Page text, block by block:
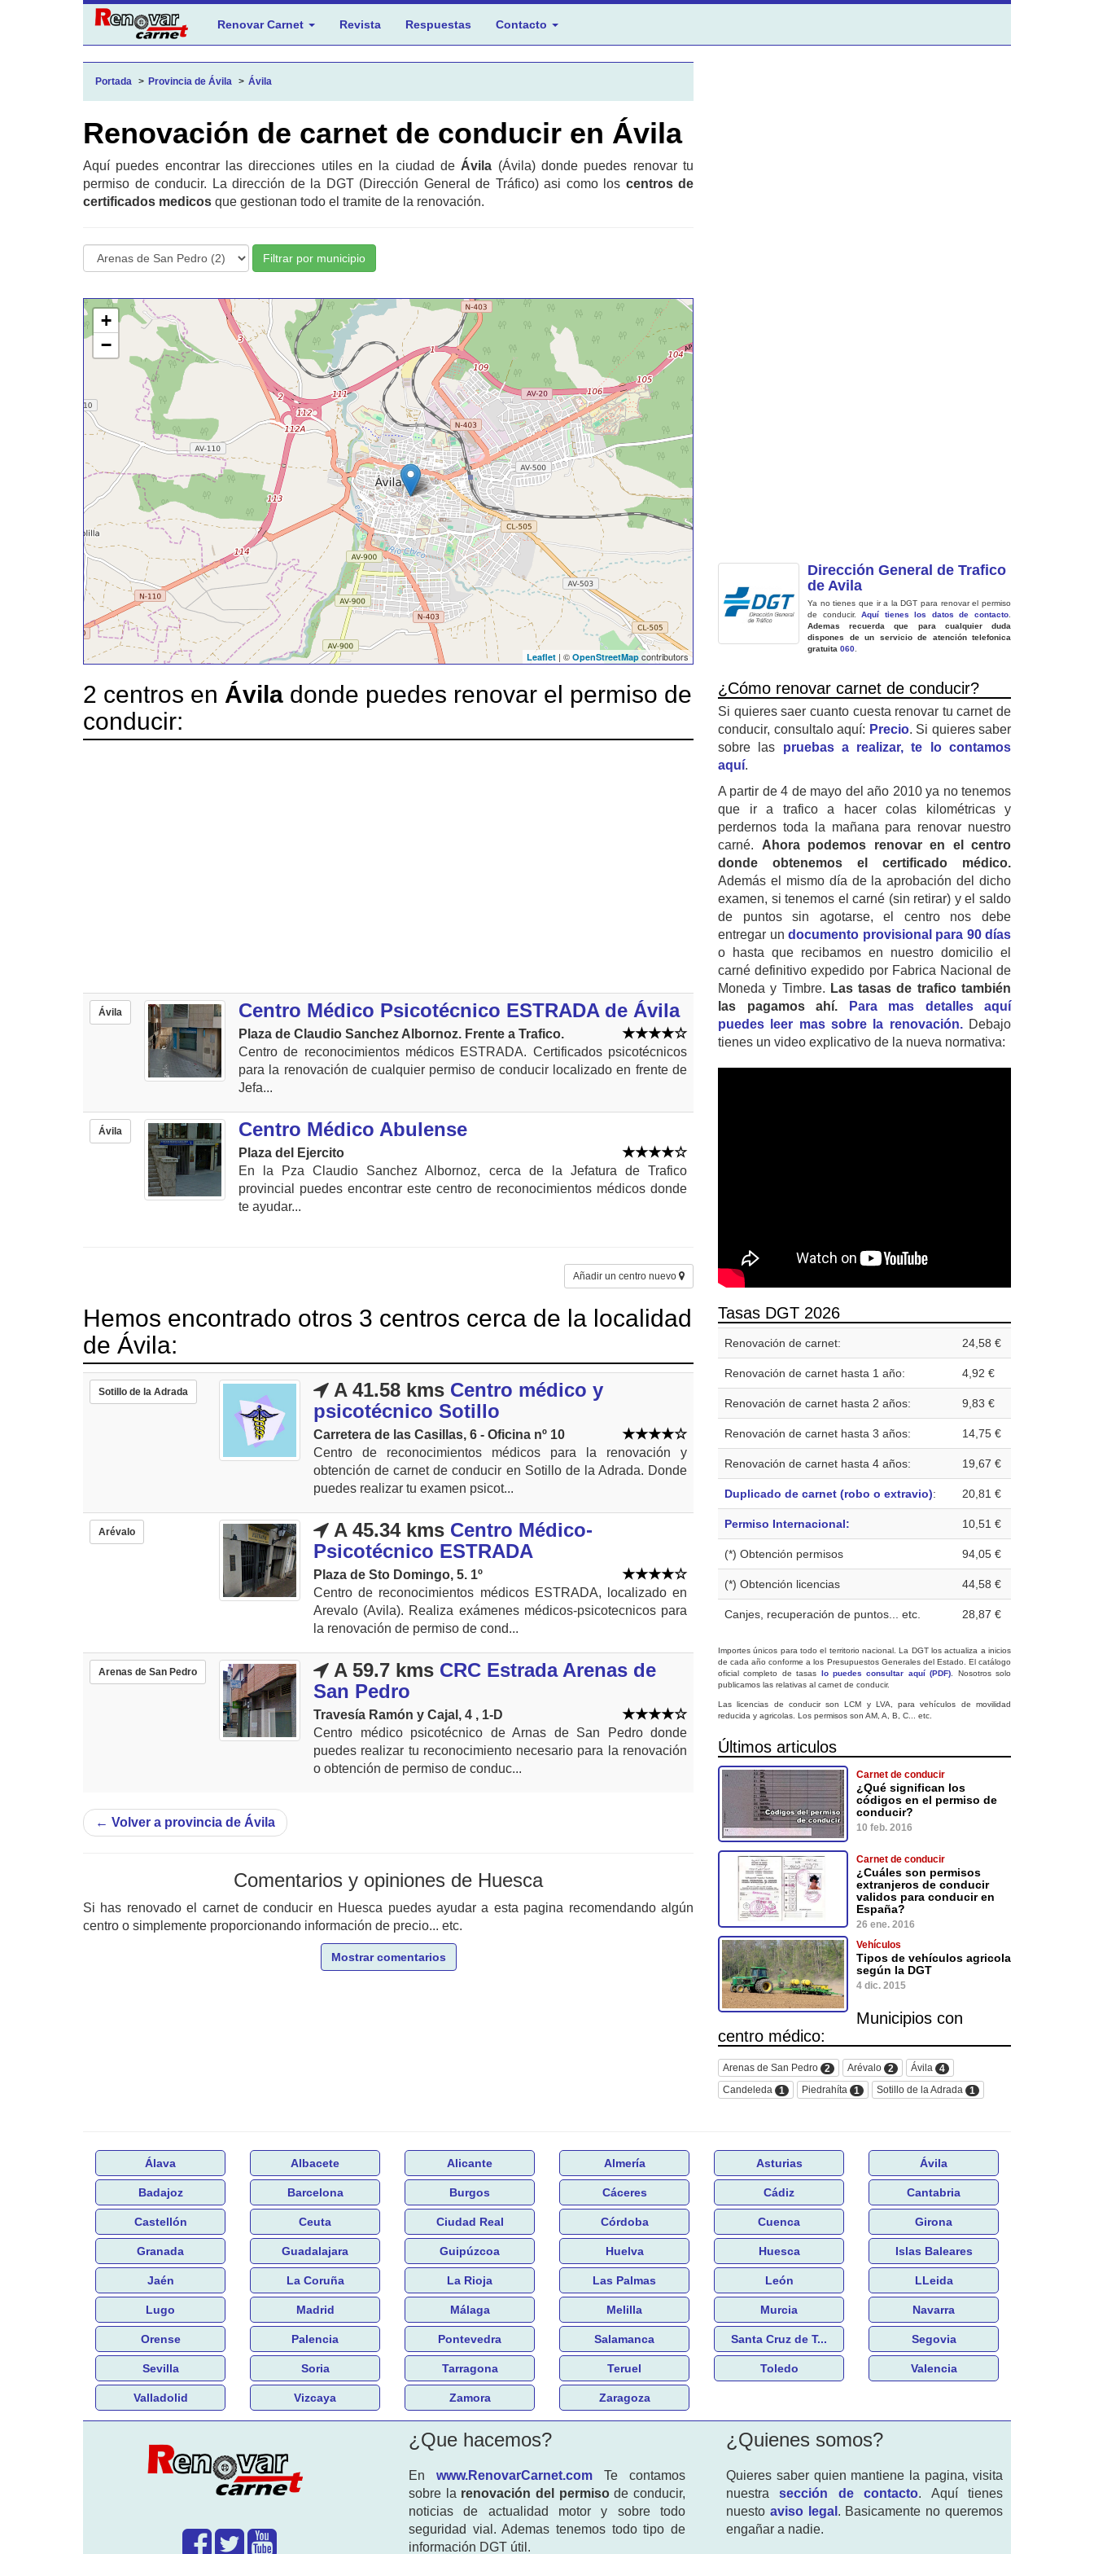
Renovar Carnet Revista Respuestas Contacto
Portada Provincia de Ávila Ávila
Renovación de carnet de conducir en Ávila
Aquí puedes encontrar las direcciones utiles en la ciudad de Ávila (Ávila) donde puedes renovar tu
permiso de conducir. La dirección de la DGT (Dirección General de Tráfico) asi como los centros de
certificados medicos que gestionan todo el tramite de la renovación.
Filtrar por municipio
+
−
Leaflet | © OpenStreetMap contributors
2 centros en Ávila donde puedes renovar el permiso de
conducir:
Ávila Centro Médico Psicotécnico ESTRADA de Ávila
Plaza de Claudio Sanchez Albornoz. Frente a Trafico.
Centro de reconocimientos médicos ESTRADA. Certificados psicotécnicos
para la renovación de cualquier permiso de conducir localizado en frente de
Jefa...
Ávila Centro Médico Abulense
Plaza del Ejercito
En la Pza Claudio Sanchez Albornoz, cerca de la Jefatura de Trafico
provincial puedes encontrar este centro de reconocimientos médicos donde
te ayudar...
Añadir un centro nuevo
Hemos encontrado otros 3 centros cerca de la localidad
de Ávila:
Sotillo de la Adrada A 41.58 kms Centro médico y
psicotécnico Sotillo
Carretera de las Casillas, 6 - Oficina nº 10
Centro de reconocimientos médicos para la renovación y
obtención de carnet de conducir en Sotillo de la Adrada. Donde
puedes realizar tu examen psicot...
Arévalo A 45.34 kms Centro Médico-
Psicotécnico ESTRADA
Plaza de Sto Domingo, 5. 1º
Centro de reconocimientos médicos ESTRADA, localizado en
Arevalo (Avila). Realiza exámenes médicos-psicotecnicos para
la renovación de permiso de cond...
Arenas de San Pedro A 59.7 kms CRC Estrada Arenas de
San Pedro
Travesía Ramón y Cajal, 4 , 1-D
Centro médico psicotécnico de Arnas de San Pedro donde
puedes realizar tu reconocimiento necesario para la renovación
o obtención de permiso de conduc...
← Volver a provincia de Ávila
Comentarios y opiniones de Huesca
Si has renovado el carnet de conducir en Huesca puedes ayudar a esta pagina recomendando algún
centro o simplemente proporcionando información de precio... etc.
Mostrar comentarios
Dirección General de Trafico
de Avila
Ya no tienes que ir a la DGT para renovar el permiso
de conducir.Aquí tienes los datos de contacto
Ademas recuerda que para cualquier duda
dispones de un servicio de atención telefonica
gratuita 060
¿Cómo renovar carnet de conducir?
Si quieres saer cuanto cuesta renovar tu carnet de
conducir, consultalo aquí: Precio. Si quieres saber
sobre las pruebas a realizar, te lo contamos
aquí.
A partir de 4 de mayo del año 2010 ya no tenemos
que ir a trafico a hacer colas kilométricas y
perdernos toda la mañana para renovar nuestro
carné. Ahora podemos renovar en el centro
donde obtenemos el certificado médico.
Además el mismo día de la aprobación del dicho
examen, si tenemos el carné (sin retirar) y el saldo
de puntos sin agotarse, el centro nos debe
entregar un documento provisional para 90 días
o hasta que recibamos en nuestro domicilio el
carné definitivo expedido por Fabrica Nacional de
Moneda y Timbre. Las tasas de trafico también
las pagamos ahí.
Para mas detalles aquí
puedes leer mas sobre la renovación.Debajo
tienes un video explicativo de la nueva normativa:
Tasas DGT 2026
Renovación de carnet: 24,58 €
Renovación de carnet hasta 1 año: 4,92 €
Renovación de carnet hasta 2 años: 9,83 €
Renovación de carnet hasta 3 años: 14,75 €
Renovación de carnet hasta 4 años: 19,67 €
Duplicado de carnet (robo o extravio): 20,81 €
Permiso Internacional: 10,51 €
(*) Obtención permisos 94,05 €
(*) Obtención licencias 44,58 €
Canjes, recuperación de puntos... etc. 28,87 €
Importes únicos para todo el territorio nacional. La DGT los actualiza a inicios
de cada año conforme a los Presupuestos Generales del Estado. El catálogo
oficial completo de tasas lo puedes consultar aquí (PDF) . Nosotros solo
publicamos las relativas al carnet de conducir.
Las licencias de conducir son LCM y LVA, para vehículos de movilidad
reducida y agricolas. Los permisos son AM, A, B, C... etc.
Últimos articulos
Carnet de conducir
¿Qué significan los
códigos en el permiso de
conducir?
10 feb. 2016
Carnet de conducir
¿Cuáles son permisos
extranjeros de conducir
validos para conducir en
España?
26 ene. 2016
Vehículos
Tipos de vehículos agricola
según la DGT
4 dic. 2015
Municipios con
centro médico:
Arenas de San Pedro 2 Arévalo 2 Ávila
4
Candeleda
1 Piedrahíta 1 Sotillo de la Adrada 1
Álava Albacete Alicante Almería Asturias Ávila
Badajoz Barcelona Burgos Cáceres Cádiz Cantabria
Castellón Ceuta Ciudad Real Córdoba Cuenca Girona
Granada Guadalajara Guipúzcoa Huelva Huesca Islas Baleares
Jaén La Coruña La Rioja Las Palmas León LLeida
Lugo Madrid Málaga Melilla Murcia Navarra
Orense Palencia Pontevedra Salamanca Santa Cruz de T... Segovia
Sevilla Soria Tarragona Teruel Toledo Valencia
Valladolid Vizcaya Zamora Zaragoza
¿Que hacemos?
En www.RenovarCarnet.com Te contamos
sobre la renovación del permisode conducir,
noticias de actualidad motor y sobre todo
seguridad vial. Ademas tenemos todo tipo de
información DGT útil.
¿Quienes somos?
Quieres saber quien mantiene la pagina, visita
nuestrasección de contacto. Aquí tienes
nuesto aviso legal . Basicamente no queremos
engañar a nadie.